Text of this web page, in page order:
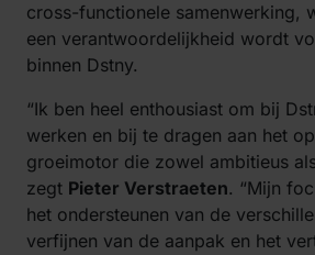
cross-functionele samenwerking,
een verantwoordelijkheid wordt
binnen Dstny.
“Ik ben heel enthousiast om bij
werken en bij te dragen aan het
groeimotor die zowel ambitieus
zegt Pieter Verstraeten. “Mijn
het ondersteunen van de
verfijnen van de aanpak en het